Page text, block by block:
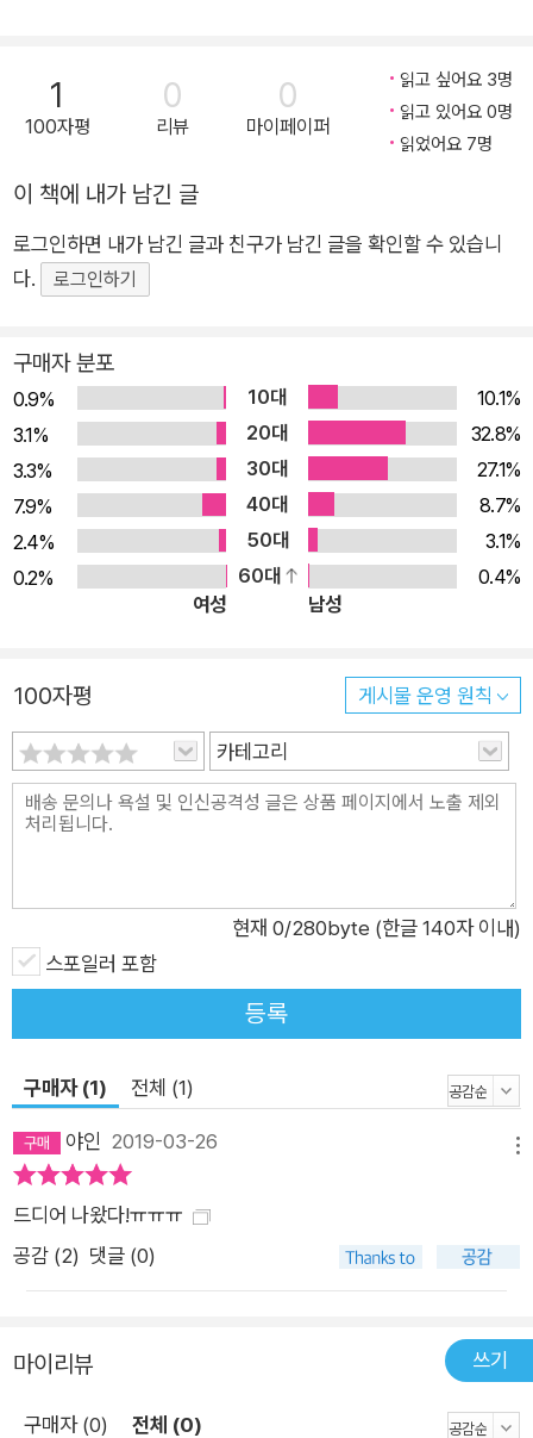
1
100자평
0
리뷰
0
마이페이퍼
읽고 싶어요 3명
읽고 있어요 0명
읽었어요 7명
이 책에 내가 남긴 글
로그인하면 내가 남긴 글과 친구가 남긴 글을 확인할 수 있습니
다.
로그인하기
구매자 분포
0.9% 10대
10.1%
3.1%
20대
32.8%
3.3%
30대
27.1%
7.9%
40대
8.7%
2.4%
50대
3.1%
0.2%
60대
0.4%
여성
남성
100자평 게시물 운영 원칙
카테고리
현재 0/280byte (한글 140자 이내)
스포일러 포함
등록
구매자 (1) 전체 (1)
야인 2019-03-26
드디어 나왔다!ㅠㅠㅠ
공감 (2) 댓글 (0)
마이리뷰 쓰기
구매자 (0) 전체 (0)